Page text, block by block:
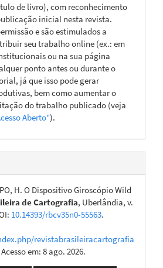
de livro), com reconhecimento
inicial nesta revista.
e são estimulados a
seu trabalho online (ex.: em
ou na sua página
ponto antes ou durante o
já que isso pode gerar
bem como aumentar o
do trabalho publicado (veja
Aberto").
H. O Dispositivo Giroscópio Wild
de Cartografia, Uberlândia, v.
10.14393/rbcv35n0-55563.
revistabrasileiracartografia
Acesso em: 8 ago. 2026.